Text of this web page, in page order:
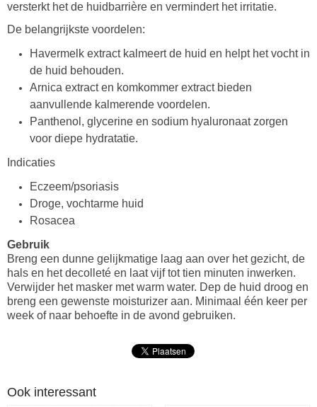
versterkt het de huidbarrière en vermindert het irritatie.
De belangrijkste voordelen:
Havermelk extract kalmeert de huid en helpt het vocht in
de huid behouden.
Arnica extract en komkommer extract bieden
aanvullende kalmerende voordelen.
Panthenol, glycerine en sodium hyaluronaat zorgen
voor diepe hydratatie.
Indicaties
Eczeem/psoriasis
Droge, vochtarme huid
Rosacea
Gebruik
Breng een dunne gelijkmatige laag aan over het gezicht, de
hals en het decolleté en laat vijf tot tien minuten inwerken.
Verwijder het masker met warm water. Dep de huid droog en
breng een gewenste moisturizer aan. Minimaal één keer per
week of naar behoefte in de avond gebruiken.
Ook interessant